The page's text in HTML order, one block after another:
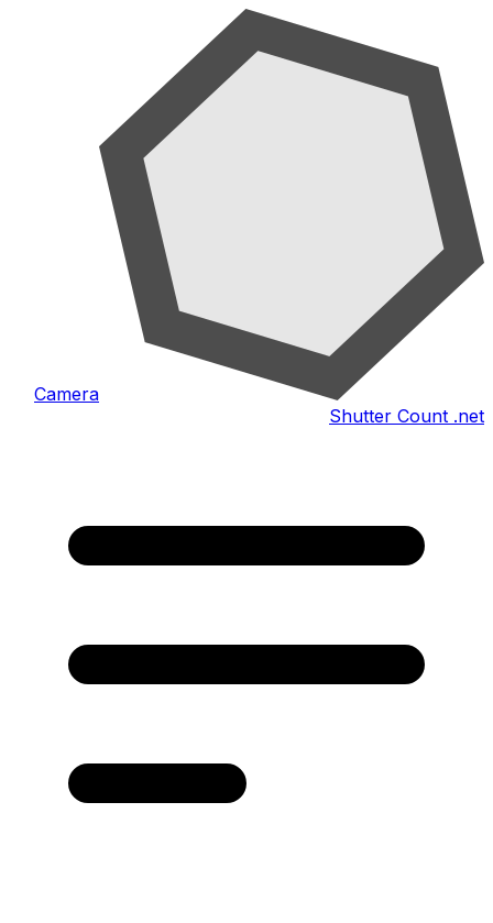
Camera
Shutter Count .net